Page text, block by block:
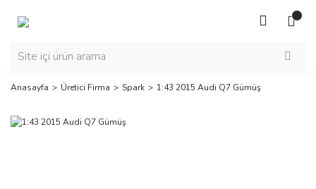
Anasayfa Üretici Firma Spark 1:43 2015 Audi Q7 Gümüş